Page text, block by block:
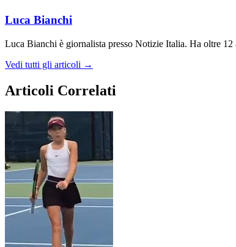
Luca Bianchi
Luca Bianchi è giornalista presso Notizie Italia. Ha oltre
Vedi tutti gli articoli →
Articoli Correlati